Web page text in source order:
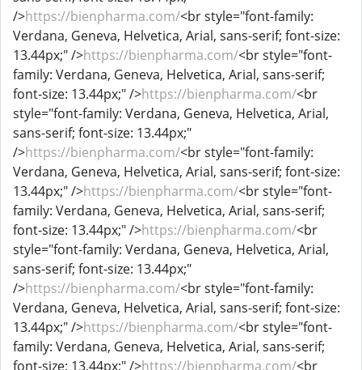
/>https://bienpharma.com/<br style="font-family:
Verdana, Geneva, Helvetica, Arial, sans-serif; font-size:
13.44px;" />https://bienpharma.com/<br style="font-
family: Verdana, Geneva, Helvetica, Arial, sans-serif;
font-size: 13.44px;" />https://bienpharma.com/<br
style="font-family: Verdana, Geneva, Helvetica, Arial,
sans-serif; font-size: 13.44px;"
/>https://bienpharma.com/<br style="font-family:
Verdana, Geneva, Helvetica, Arial, sans-serif; font-size:
13.44px;" />https://bienpharma.com/<br style="font-
family: Verdana, Geneva, Helvetica, Arial, sans-serif;
font-size: 13.44px;" />https://bienpharma.com/<br
style="font-family: Verdana, Geneva, Helvetica, Arial,
sans-serif; font-size: 13.44px;"
/>https://bienpharma.com/<br style="font-family:
Verdana, Geneva, Helvetica, Arial, sans-serif; font-size:
13.44px;" />https://bienpharma.com/<br style="font-
family: Verdana, Geneva, Helvetica, Arial, sans-serif;
font-size: 13.44px;" />https://bienpharma.com/<br